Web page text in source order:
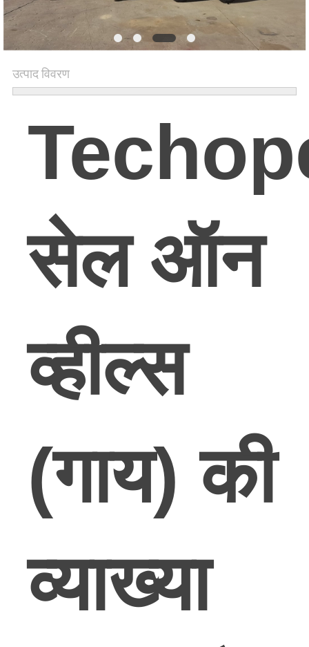
उत्पाद विवरण
सेल ऑन
व्हील्स
(गाय) की
व्याख्या